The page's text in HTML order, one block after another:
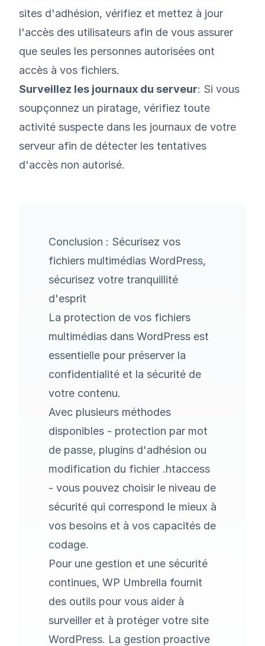
sites d'adhésion, vérifiez et mettez à jour
l'accès des utilisateurs afin de vous assurer
que seules les personnes autorisées ont
accès à vos fichiers.
Surveillez les journaux du serveur: Si vous
soupçonnez un piratage, vérifiez toute
activité suspecte dans les journaux de votre
serveur afin de détecter les tentatives
d'accès non autorisé.
Conclusion : Sécurisez vos
fichiers multimédias WordPress,
sécurisez votre tranquillité
d'esprit
La protection de vos fichiers
multimédias dans WordPress est
essentielle pour préserver la
confidentialité et la sécurité de
votre contenu.
Avec plusieurs méthodes
disponibles - protection par mot
de passe, plugins d'adhésion ou
modification du fichier .htaccess
- vous pouvez choisir le niveau de
sécurité qui correspond le mieux à
vos besoins et à vos capacités de
codage.
Pour une gestion et une sécurité
continues, WP Umbrella fournit
des outils pour vous aider à
surveiller et à protéger votre site
WordPress. La gestion proactive